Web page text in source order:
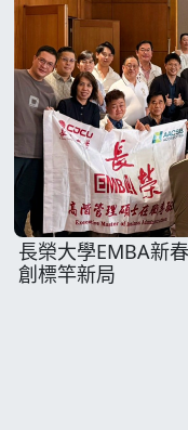
長榮大學EMBA新
創標竿新局